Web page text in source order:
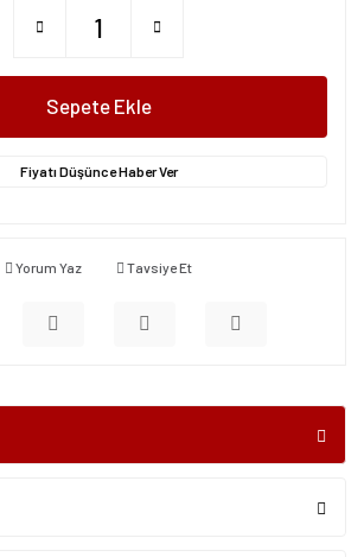
Sepete Ekle
Fiyatı Düşünce Haber Ver
Yorum Yaz Tavsiye Et